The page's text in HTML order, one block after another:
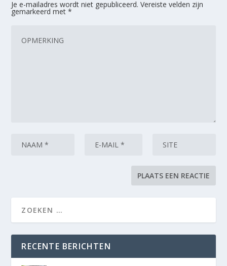
Je e-mailadres wordt niet gepubliceerd. Vereiste velden zijn
gemarkeerd met*
RECENTE BERICHTEN